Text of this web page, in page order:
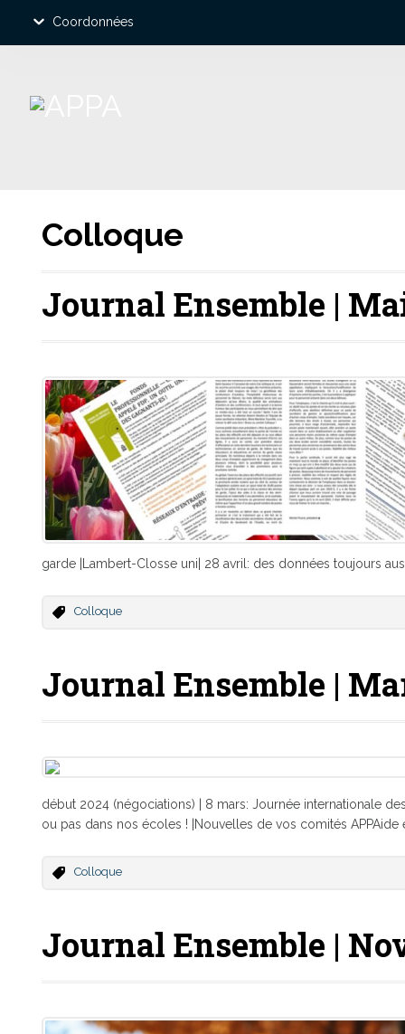
Coordonnées
Colloque
Journal Ensemble |
garde |Lambert-Closse uni| 28 avril: des données toujours
Colloque
Journal Ensemble |
début 2024 (négociations) | 8 mars: Journée internationale
ou pas dans nos écoles ! |Nouvelles de vos comités APPAide
Colloque
Journal Ensemble |